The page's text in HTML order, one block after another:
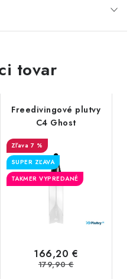
tovar
Freedivingové plutvy
C4 Ghost
7 %
SUPER ZĽAVA
TAKMER VYPREDANÉ
166,20 €
179,90 €